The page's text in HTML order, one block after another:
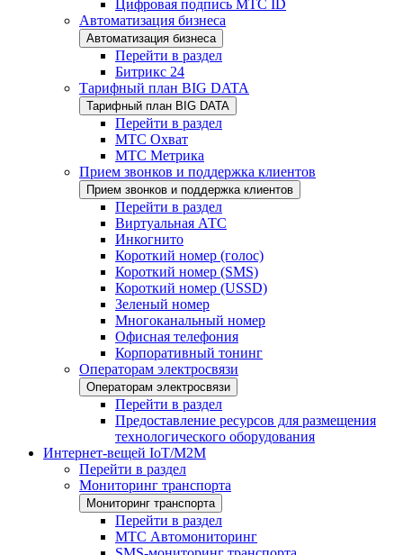
Цифровая подпись МТС ID
Автоматизация бизнеса
Автоматизация бизнеса
Перейти в раздел
Битрикс 24
Тарифный план BIG DATA
Тарифный план BIG DATA
Перейти в раздел
МТС Охват
МТС Метрика
Прием звонков и поддержка клиентов
Прием звонков и поддержка клиентов
Перейти в раздел
Виртуальная АТС
Инкогнито
Короткий номер (голос)
Короткий номер (SMS)
Короткий номер (USSD)
Зеленый номер
Многоканальный номер
Офисная телефония
Корпоративный тонинг
Операторам электросвязи
Операторам электросвязи
Перейти в раздел
Предоставление ресурсов для размещения
технологического оборудования
Интернет-вещей IoT/M2M
Перейти в раздел
Мониторинг транспорта
Мониторинг транспорта
Перейти в раздел
МТС Автомониторинг